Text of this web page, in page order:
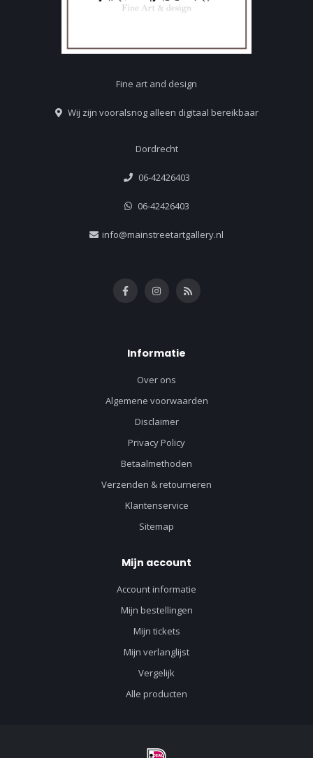
Fine art and design
Wij zijn vooralsnog alleen digitaal bereikbaar
Dordrecht
06-42426403
06-42426403
info@mainstreetartgallery.nl
Informatie
Over ons
Algemene voorwaarden
Disclaimer
Privacy Policy
Betaalmethoden
Verzenden & retourneren
Klantenservice
Sitemap
Mijn account
Account informatie
Mijn bestellingen
Mijn tickets
Mijn verlanglijst
Vergelijk
Alle producten